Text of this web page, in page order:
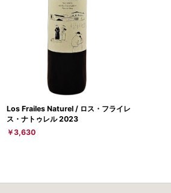
Los Frailes Naturel / ロス・フライレ
ス・ナトゥレル 2023
￥3,630